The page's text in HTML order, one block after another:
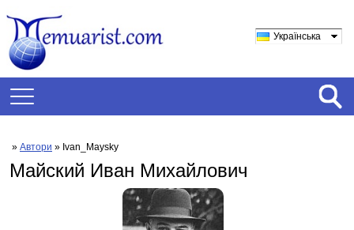
Українська
» Автори » Ivan_Maysky
Майский Иван Михайлович